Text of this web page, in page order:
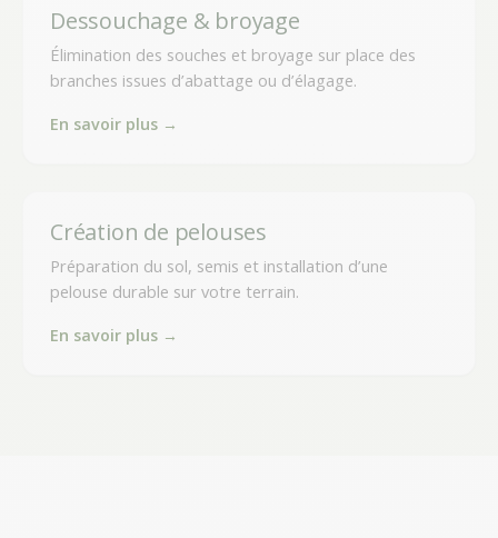
Dessouchage & broyage
Élimination des souches et broyage sur place des
branches issues d’abattage ou d’élagage.
En savoir plus →
Création de pelouses
Préparation du sol, semis et installation d’une
pelouse durable sur votre terrain.
En savoir plus →